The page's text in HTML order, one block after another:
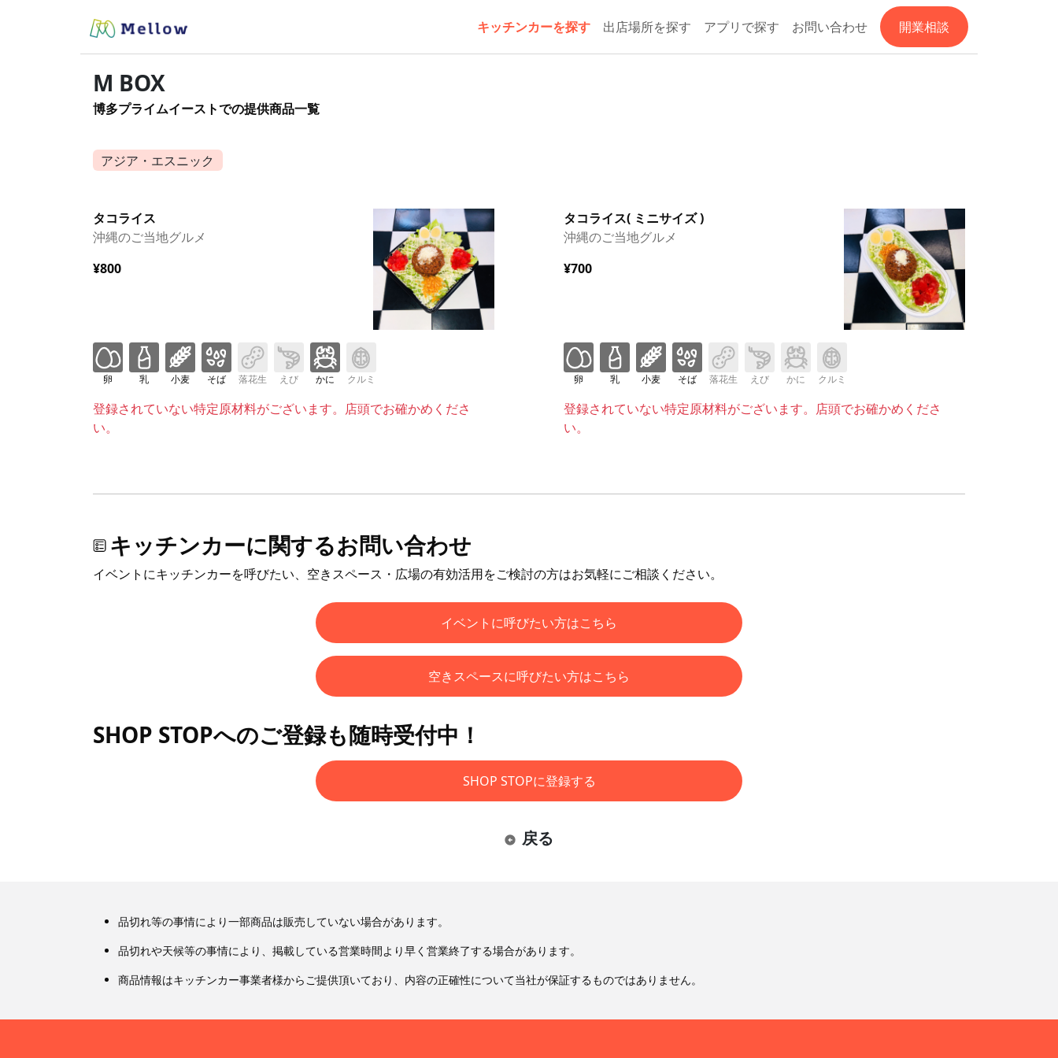
キッチンカーを探す 出店場所を探す アプリで探す お問い合わせ 開業相談
M BOX
博多プライムイーストでの提供商品一覧
アジア・エスニック
タコライス
沖縄のご当地グルメ
¥800
卵 乳 小麦 そば 落花生 えび かに クルミ
登録されていない特定原材料がございます。店頭でお確かめくださ
い。
タコライス( ミニサイズ )
沖縄のご当地グルメ
¥700
卵 乳 小麦 そば 落花生 えび かに クルミ
登録されていない特定原材料がございます。店頭でお確かめくださ
い。
キッチンカーに関するお問い合わせ
イベントにキッチンカーを呼びたい、空きスペース・広場の有効活用をご検討の方はお気軽にご相談ください。
イベントに呼びたい方はこちら
空きスペースに呼びたい方はこちら
SHOP STOPへのご登録も随時受付中！
SHOP STOPに登録する
戻る
品切れ等の事情により一部商品は販売していない場合があります。
品切れや天候等の事情により、掲載している営業時間より早く営業終了する場合があります。
商品情報はキッチンカー事業者様からご提供頂いており、内容の正確性について当社が保証するものではありません。